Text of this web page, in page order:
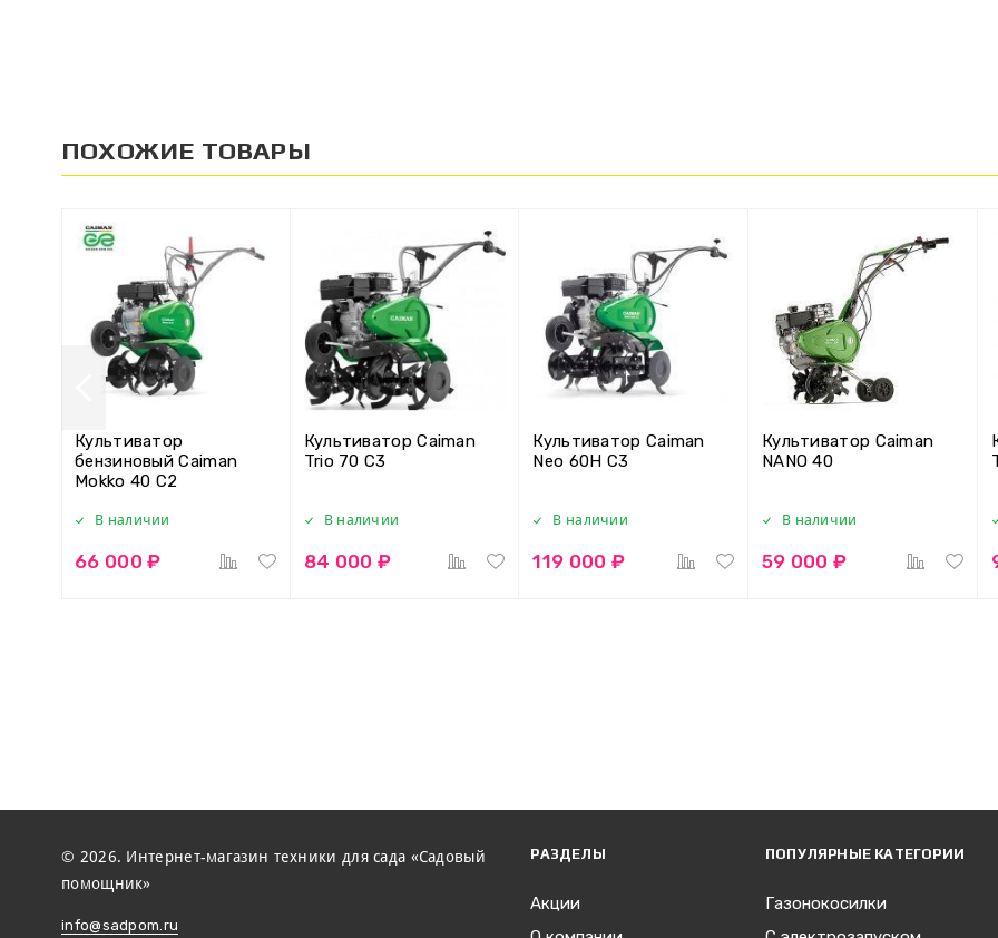
ПОХОЖИЕ ТОВАРЫ
Культиватор
бензиновый Caiman
Mokko 40 C2
В наличии
66 000 ₽
Культиватор Caiman
Trio 70 C3
В наличии
84 000 ₽
Культиватор Caiman
Neo 60H C3
В наличии
119 000 ₽
Культиватор Caiman
NANO 40
В наличии
59 000 ₽
© 2026. Интернет-магазин техники для сада «Садовый
помощник»
info@sadpom.ru
РАЗДЕЛЫ
Акции
ПОПУЛЯРНЫЕ КАТЕГОРИИ
Газонокосилки